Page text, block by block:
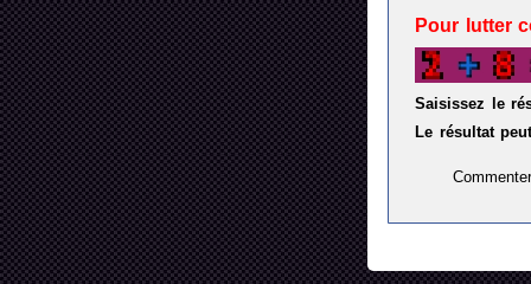
Pour lutter
Saisissez le
Le résultat